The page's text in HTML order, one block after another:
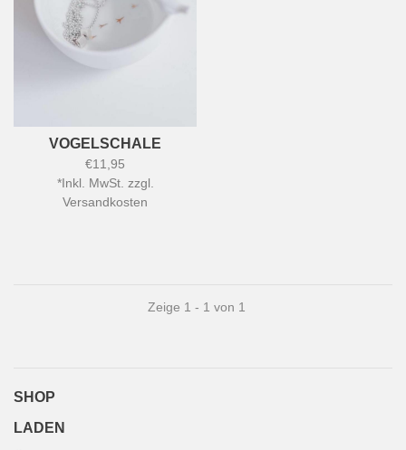
VOGELSCHALE
€11,95
*Inkl. MwSt. zzgl.
Versandkosten
Zeige 1 - 1 von 1
SHOP
LADEN